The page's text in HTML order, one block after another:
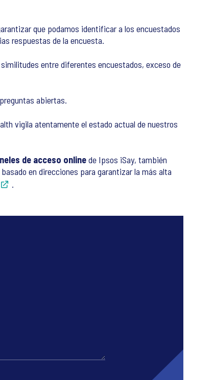
que podamos identificar a los encuestados
respuestas de la encuesta.
entre diferentes encuestados, exceso de
abiertas.
vigila atentamente el estado actual de nuestros
de acceso onlinede Ipsos iSay, también
en direcciones para garantizar la más alta
.